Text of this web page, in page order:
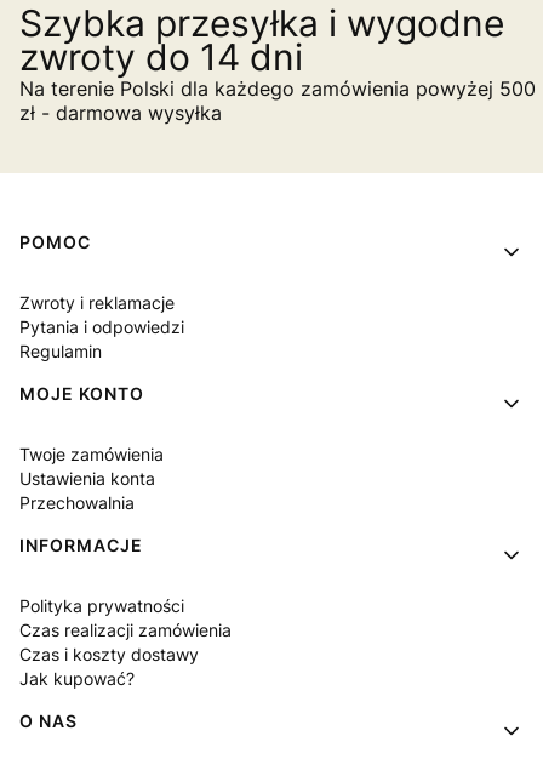
Szybka przesyłka i wygodne
zwroty do 14 dni
Na terenie Polski dla każdego zamówienia powyżej 500
zł - darmowa wysyłka
Linki w stopce
POMOC
Zwroty i reklamacje
Pytania i odpowiedzi
Regulamin
MOJE KONTO
Twoje zamówienia
Ustawienia konta
Przechowalnia
INFORMACJE
Polityka prywatności
Czas realizacji zamówienia
Czas i koszty dostawy
Jak kupować?
O NAS